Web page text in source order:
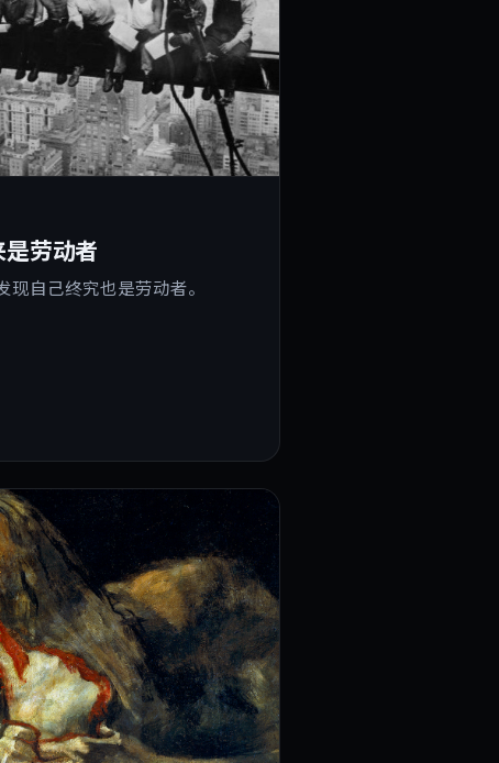
劳动者
自己终究也是劳动者。